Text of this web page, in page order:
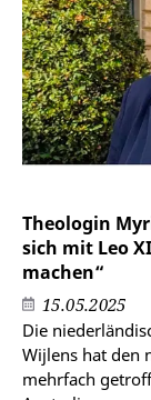
Theologin
sich mit Leo
machen“
15.05.2025
Die
Wijlens hat den
mehrfach